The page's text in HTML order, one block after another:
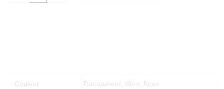
Couleur Transparent, Bleu, Rose